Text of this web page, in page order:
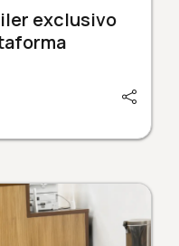
exclusivo